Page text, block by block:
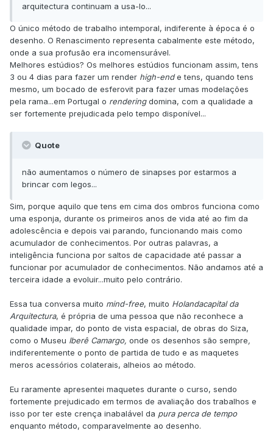
arquitectura continuam a usa-lo...
O único método de trabalho intemporal, indiferente à época é o
desenho. O Renascimento representa cabalmente este método,
onde a sua profusão era incomensurável.
Melhores estúdios? Os melhores estúdios funcionam assim, tens
3 ou 4 dias para fazer um render high-ende tens, quando tens
mesmo, um bocado de esferovit para fazer umas modelações
pela rama...em Portugal o renderingdomina, com a qualidade a
ser fortemente prejudicada pelo tempo disponível...
Quote
não aumentamos o número de sinapses por estarmos a
brincar com legos...
Sim, porque aquilo que tens em cima dos ombros funciona como
uma esponja, durante os primeiros anos de vida até ao fim da
adolescência e depois vai parando, funcionando mais como
acumulador de conhecimentos. Por outras palavras, a
inteligência funciona por saltos de capacidade até passar a
funcionar por acumulador de conhecimentos. Não andamos até a
terceira idade a evoluir...muito pelo contrário.
Essa tua conversa muito mind-free, muito Holandacapital da
Arquitectura, é própria de uma pessoa que não reconhece a
qualidade impar, do ponto de vista espacial, de obras do Siza,
como o Museu Iberê Camargo, onde os desenhos são sempre,
indiferentemente o ponto de partida de tudo e as maquetes
meros acessórios colaterais, alheios ao método.
Eu raramente apresentei maquetes durante o curso, sendo
fortemente prejudicado em termos de avaliação dos trabalhos e
isso por ter este crença inabalável da pura perca de tempo
enquanto método, comparavelmente ao desenho.